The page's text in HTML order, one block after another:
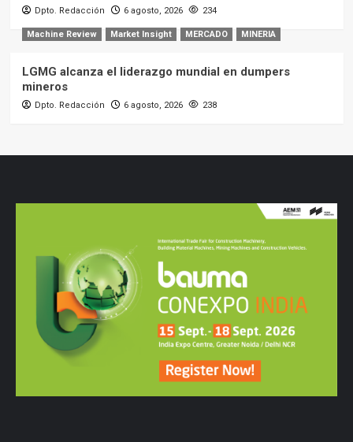
Dpto. Redacción 6 agosto, 2026 234
Machine Review Market Insight MERCADO MINERIA
LGMG alcanza el liderazgo mundial en dumpers
mineros
Dpto. Redacción 6 agosto, 2026 238